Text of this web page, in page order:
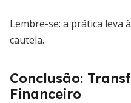
Lembre-se: a prática leva
cautela.
Conclusão:
Financeiro